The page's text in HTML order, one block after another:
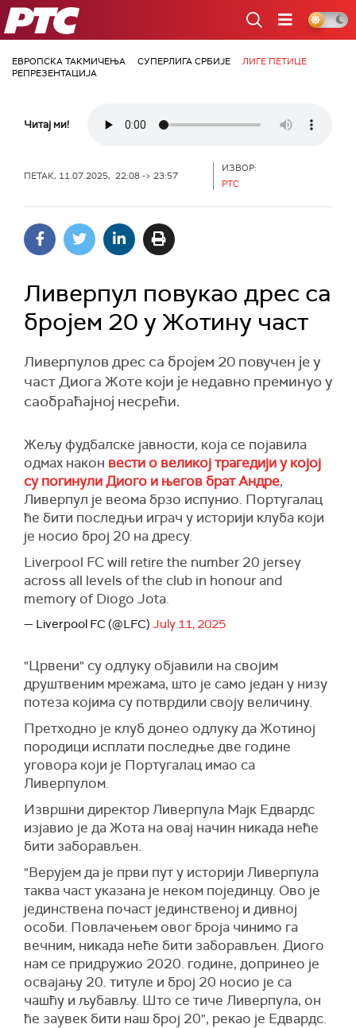
РТС
ЕВРОПСКА ТАКМИЧЕЊА СУПЕРЛИГА СРБИЈЕ
ЛИГЕ ПЕТИЦЕ
РЕПРЕЗЕНТАЦИЈА
Читај ми!
ПЕТАК, 11.07.2025, 22:08 -> 23:57
ИЗВОР:
РТС
Ливерпул повукао дрес са
бројем 20 у Жотину част
Ливерпулов дрес са бројем 20 повучен је у
част Диога Жоте који је недавно преминуо у
саобраћајној несрећи.
Жељу фудбалске јавности, која се појавила
одмах након вести о великој трагедији у којој
су погинули Диого и његов брат Андре,
Ливерпул је веома брзо испунио. Португалац
ће бити последњи играч у историји клуба који
је носио број 20 на дресу.
Liverpool FC will retire the number 20 jersey
across all levels of the club in honour and
memory of Diogo Jota.
— Liverpool FC (@LFC) July 11, 2025
"Црвени" су одлуку објавили на својим
друштвеним мрежама, што је само један у низу
потеза којима су потврдили своју величину.
Претходно је клуб донео одлуку да Жотиној
породици исплати последње две године
уговора који је Португалац имао са
Ливерпулом.
Извршни директор Ливерпула Мајк Едвардс
изјавио је да Жота на овај начин никада неће
бити заборављен.
"Верујем да је први пут у историји Ливерпула
таква част указана је неком појединцу. Ово је
јединствена почаст јединственој и дивној
особи. Повлачењем овог броја чинимо га
вечним, никада неће бити заборављен. Диого
нам се придружио 2020. године, допринео је
освајању 20. титуле и број 20 носио је са
чашћу и љубављу. Што се тиче Ливерпула, он
ће заувек бити наш број 20", рекао је Едвардс.